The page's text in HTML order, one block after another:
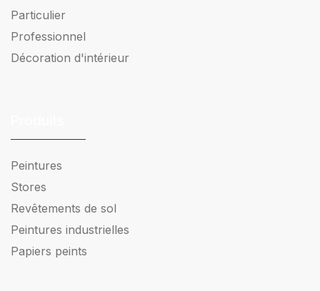
Particulier
Professionnel
Décoration d'intérieur
Peintures
Stores
Revêtements de sol
Peintures industrielles
Papiers peints